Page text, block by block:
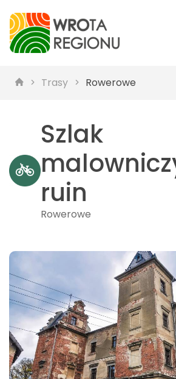
Trasy Rowerowe
Szlak
ruin
Rowerowe